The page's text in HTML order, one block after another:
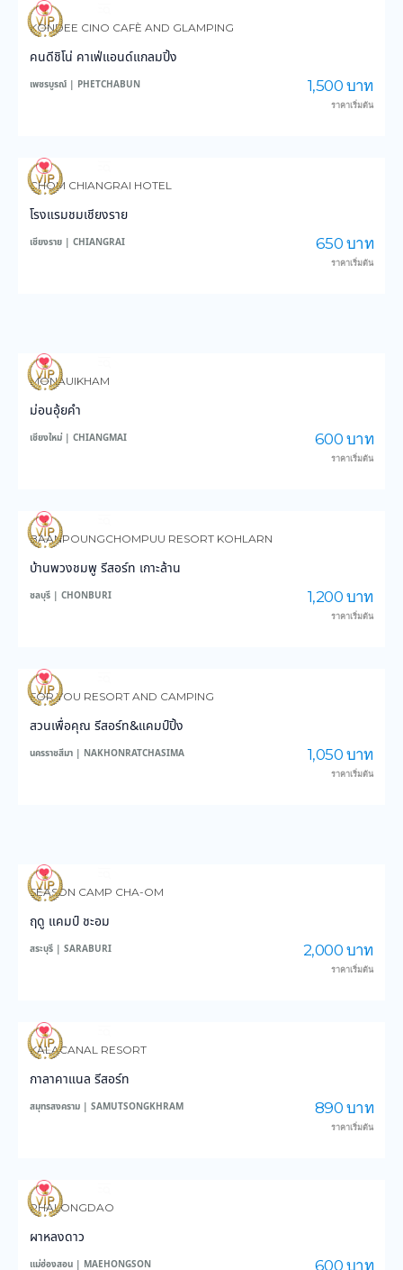
3,187
KONDEE CINO CAFÈ AND GLAMPING
คนดีชิโน่ คาเฟ่แอนด์แกลมปิ้ง
เพชรบูรณ์ | PHETCHABUN 1,500 บาท
ราคาเริ่มต้น
3,639
CHOM CHIANGRAI HOTEL
โรงแรมชมเชียงราย
เชียงราย | CHIANGRAI 650 บาท
ราคาเริ่มต้น
3,995
MONAUIKHAM
ม่อนอุ้ยคำ
เชียงใหม่ | CHIANGMAI 600 บาท
ราคาเริ่มต้น
4,193
BAANPOUNGCHOMPUU RESORT KOHLARN
บ้านพวงชมพู รีสอร์ท เกาะล้าน
ชลบุรี | CHONBURI 1,200 บาท
ราคาเริ่มต้น
4,310
FOR YOU RESORT AND CAMPING
สวนเพื่อคุณ รีสอร์ท&แคมป์ปิ้ง
นครราชสีมา | NAKHONRATCHASIMA 1,050 บาท
ราคาเริ่มต้น
3,577
SEASON CAMP CHA-OM
ฤดู แคมป์ ชะอม
สระบุรี | SARABURI 2,000 บาท
ราคาเริ่มต้น
3,426
KALACANAL RESORT
กาลาคาแนล รีสอร์ท
สมุทรสงคราม | SAMUTSONGKHRAM 890 บาท
ราคาเริ่มต้น
6,316
PHALONGDAO
ผาหลงดาว
แม่ฮ่องสอน | MAEHONGSON 600 บาท